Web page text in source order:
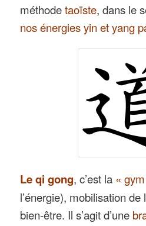
méthodetaoïste, dans le
nos énergies yin et yang
Le qi gong, c’est la «
l’énergie), mobilisation de
bien-être. Il s’agit d’une